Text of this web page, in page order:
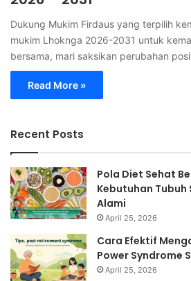
Dukung Mukim Firdaus yang terpilih
mukim Lhoknga 2026-2031 untuk
bersama, mari saksikan perubahan
Read More »
Recent Posts
Pola Diet Sehat
Kebutuhan Tubuh
Alami
April 25, 2026
Cara Efektif
Power Syndrome
April 25, 2026